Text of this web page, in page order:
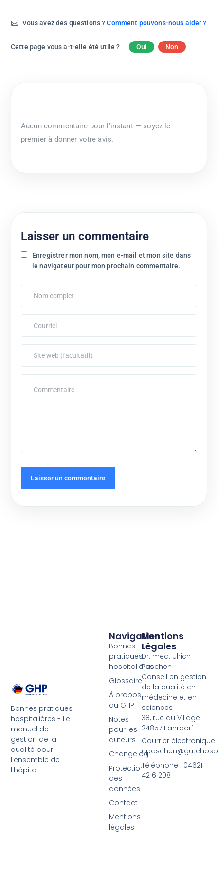
Vous avez des questions ?Comment pouvons-nous aider ?
Cette page vous a-t-elle été utile ? Oui Non
Aucun commentaire pour l'instant — soyez le
premier à donner votre avis.
Laisser un commentaire
Enregistrer mon nom, mon e-mail et mon site dans
le navigateur pour mon prochain commentaire.
Bonnes pratiques
hospitalières - Le
manuel de
gestion de la
qualité pour
l'ensemble de
l'hôpital
Navigation
Bonnes
pratiques
hospitalières
Glossaire
À propos
du GHP
Notes
pour les
auteurs
Changelog
Protection
des
données
Contact
Mentions
légales
Mentions
Légales
Dr. med. Ulrich
Paschen
Conseil en gestion
de la qualité en
médecine et en
sciences
38, rue du Village
24857 Fahrdorf
Courrier électronique
Téléphone : 04621
4216 208